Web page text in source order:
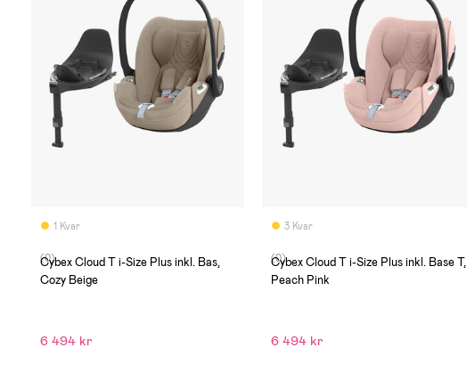
1 Kvar
(0)
Cybex Cloud T i-Size Plus inkl. Bas,
Cozy Beige
6 494 kr
3 Kvar
(0)
Cybex Cloud T i-Size Plus inkl. Base T,
Peach Pink
6 494 kr